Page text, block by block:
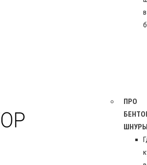
в
ПРО
ШНУРЫ